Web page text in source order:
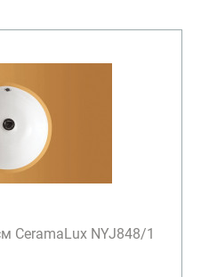
CeramaLux NYJ848/1